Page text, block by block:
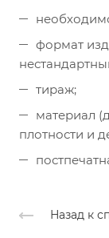
формат
тираж;
материал
плотности и
Назад к